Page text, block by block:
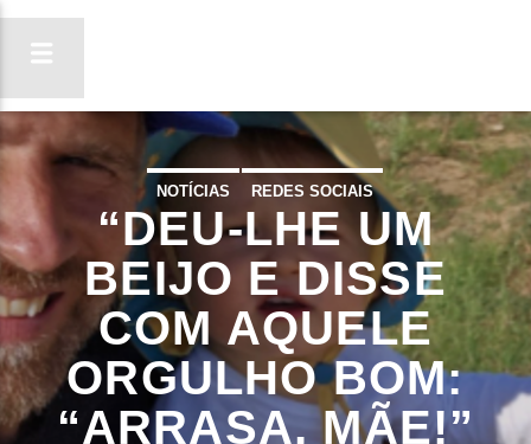
ON FM
LIGA-TE
NOTÍCIAS REDES SOCIAIS
“DEU-LHE UM
BEIJO E DISSE
COM AQUELE
ORGULHO BOM:
“ARRASA, MÃE!”